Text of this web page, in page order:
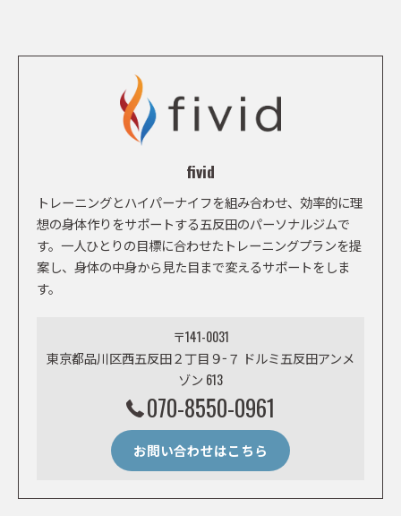
fivid
トレーニングとハイパーナイフを組み合わせ、効率的に理
想の身体作りをサポートする五反田のパーソナルジムで
す。一人ひとりの目標に合わせたトレーニングプランを提
案し、身体の中身から見た目まで変えるサポートをしま
す。
〒141-0031
東京都品川区西五反田２丁目９−７ ドルミ五反田アンメ
ゾン 613
070-8550-0961
お問い合わせはこちら